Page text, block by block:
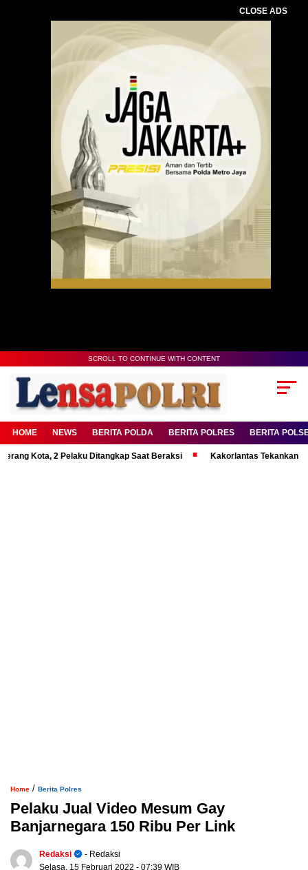
CLOSE ADS
SCROLL TO CONTINUE WITH CONTENT
HOME NEWS BERITA POLDA BERITA POLRES BERITA
2 Pelaku Ditangkap Saat Beraksi Kakorlantas Tekankan Mental
Home / Berita Polres
Pelaku Jual Video Mesum Gay
Banjarnegara 150 Ribu Per Link
Redaksi
- Redaksi
Selasa, 15 Februari 2022 - 07:39 WIB